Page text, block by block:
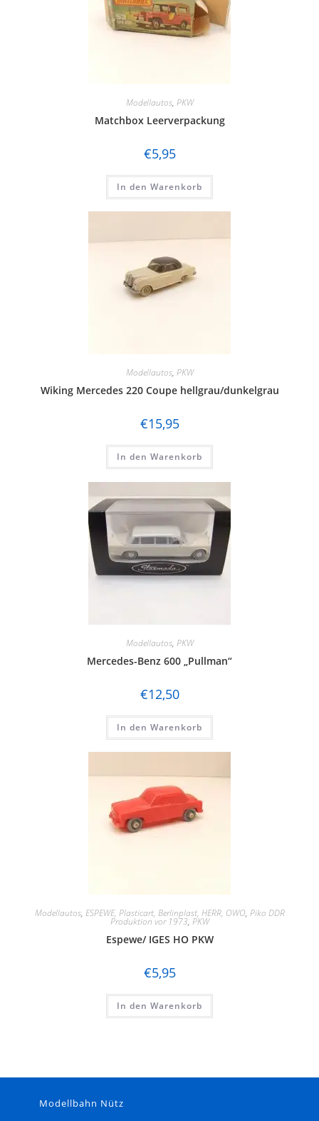
Modellautos, PKW
Matchbox Leerverpackung
€5,95
In den Warenkorb
Modellautos, PKW
Wiking Mercedes 220 Coupe hellgrau/dunkelgrau
€15,95
In den Warenkorb
Modellautos, PKW
Mercedes-Benz 600 „Pullman“
€12,50
In den Warenkorb
Modellautos, ESPEWE, Plasticart, Berlinplast, HERR, OWO, Piko DDR
Produktion vor 1973, PKW
Espewe/ IGES HO PKW
€5,95
In den Warenkorb
Modellbahn Nütz